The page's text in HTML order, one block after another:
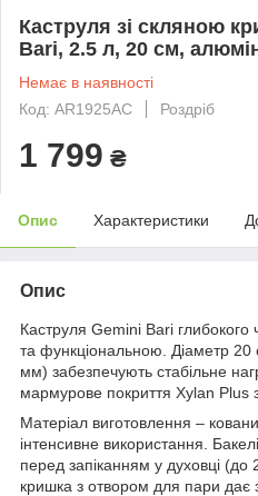
Каструля зі скляною
Bari, 2.5 л, 20 см,
Немає в наявності
Код: AR1925AC
Роздріб
1 799 ₴
Опис Характеристики
Опис
Каструля Gemini Bari
та функціональною. Діаметр 20
мм) забезпечують стабільне
мармурове покриття Xylan Plus
Матеріал виготовлення –
інтенсивне використання.
перед запіканням у духовці (до
кришка з отвором для пари дає